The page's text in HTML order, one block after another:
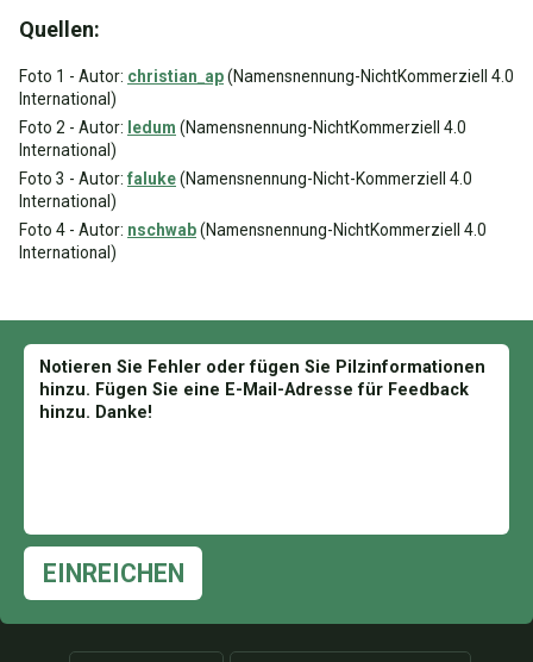
Quellen:
Foto 1 - Autor: christian_ap(Namensnennung-NichtKommerziell 4.0
International)
Foto 2 - Autor: ledum (Namensnennung-NichtKommerziell 4.0
International)
Foto 3 - Autor: faluke(Namensnennung-Nicht-Kommerziell 4.0
International)
Foto 4 - Autor: nschwab(Namensnennung-NichtKommerziell 4.0
International)
EINREICHEN